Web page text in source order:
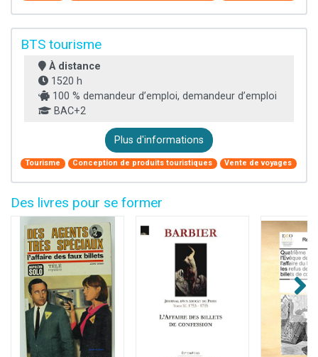
BTS tourisme
À distance
1520 h
100 % demandeur d’emploi, demandeur d’emploi
BAC+2
Plus d'informations
Tourisme Conception de produits touristiques Vente de voyages
Des livres pour se former